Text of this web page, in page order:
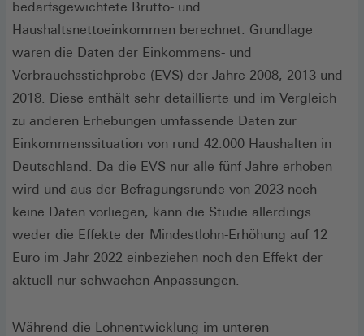
bedarfsgewichtete Brutto- und
Haushaltsnettoeinkommen berechnet. Grundlage
waren die Daten der Einkommens- und
Verbrauchsstichprobe (EVS) der Jahre 2008, 2013 und
2018. Diese enthält sehr detaillierte und im Vergleich
zu anderen Erhebungen umfassende Daten zur
Einkommenssituation von rund 42.000 Haushalten in
Deutschland. Da die EVS nur alle fünf Jahre erhoben
wird und aus der Befragungsrunde von 2023 noch
keine Daten vorliegen, kann die Studie allerdings
weder die Effekte der Mindestlohn-Erhöhung auf 12
Euro im Jahr 2022 einbeziehen noch den Effekt der
aktuell nur schwachen Anpassungen.
Während die Lohnentwicklung im unteren